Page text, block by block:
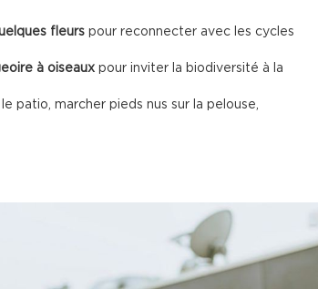
fleurs pour reconnecter avec les cycles
à oiseaux pour inviter la biodiversité à la
le patio, marcher pieds nus sur la pelouse,